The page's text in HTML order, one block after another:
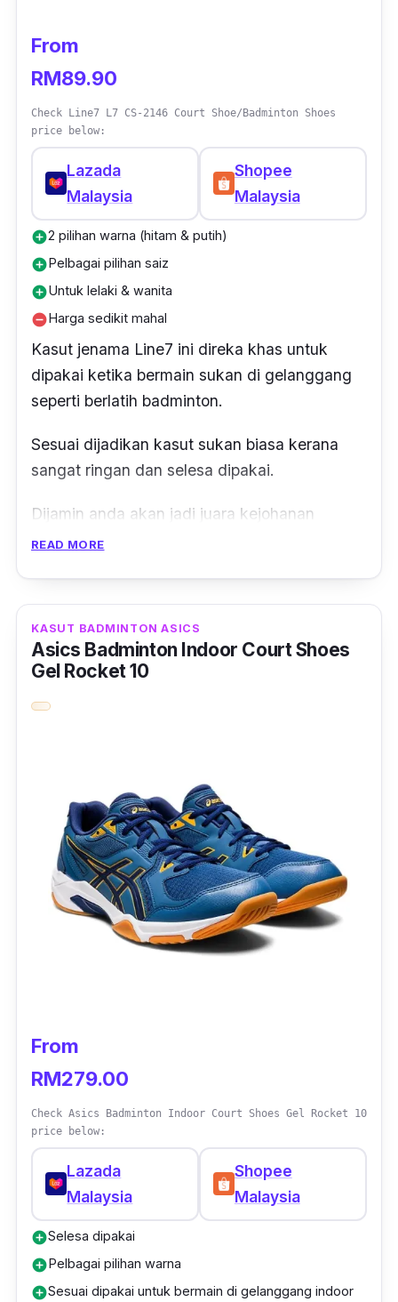
From
RM89.90
Check Line7 L7 CS-2146 Court Shoe/Badminton Shoes
price below:
Lazada
Malaysia
Shopee
Malaysia
add_circle2 pilihan warna (hitam & putih)
add_circlePelbagai pilihan saiz
add_circleUntuk lelaki & wanita
remove_circleHarga sedikit mahal
Kasut jenama Line7 ini direka khas untuk
dipakai ketika bermain sukan di gelanggang
seperti berlatih badminton.
Sesuai dijadikan kasut sukan biasa kerana
sangat ringan dan selesa dipakai.
Dijamin anda akan jadi juara kejohanan
badminton dengan kasut ini.
Kasut yang diperbuat daripada material TPR
ini juga tidak mudah melecet.
READ MORE
KASUT BADMINTON ASICS
Asics Badminton Indoor Court Shoes
Gel Rocket 10
From
RM279.00
Check Asics Badminton Indoor Court Shoes Gel Rocket 10
price below:
Lazada
Malaysia
Shopee
Malaysia
add_circleSelesa dipakai
add_circlePelbagai pilihan warna
add_circleSesuai dipakai untuk bermain di gelanggang indoor